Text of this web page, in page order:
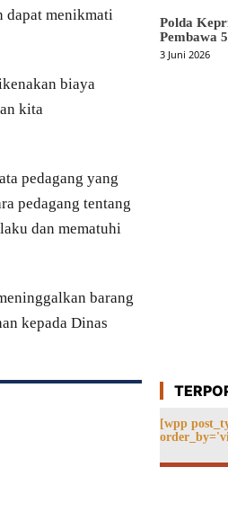
dapat menikmati
biaya
kita
pedagang yang
pedagang tentang
dan mematuhi
barang
kepada Dinas
Polda
Pembawa
3 Juni 2026
[wpp